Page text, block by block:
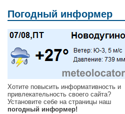
Погодный информер
Хотите повысить информативность и
привлекательность своего сайта?
Установите себе на страницы наш
погодный информер!